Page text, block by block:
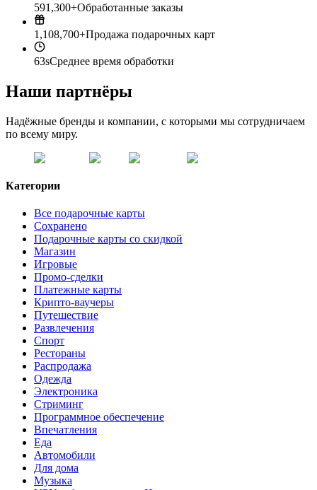
591,300+Обработанные заказы
1,108,700+Продажа подарочных карт
63sСреднее время обработки
Наши партнёры
Надёжные бренды и компании, с которыми мы сотрудничаем
по всему миру.
Категории
Все подарочные карты
Сохранено
Подарочные карты со скидкой
Магазин
Игровые
Промо-сделки
Платежные карты
Крипто-ваучеры
Путешествие
Развлечения
Спорт
Рестораны
Распродажа
Одежда
Электроника
Стриминг
Программное обеспечение
Впечатления
Еда
Автомобили
Для дома
Музыка